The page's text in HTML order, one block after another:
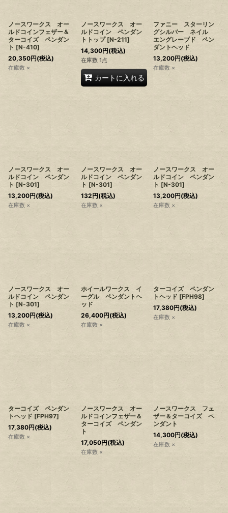
ノースワークス オー
ルドコインフェザー＆
ターコイズ ペンダン
ト [N-410]
20,350円(税込)
在庫数 ×
ノースワークス オー
ルドコイン ペンダン
トトップ [N-211]
14,300円(税込)
在庫数 1点
カートに入れる
ファニー スターリン
グシルバー ネイル
エングレーブド ペン
ダントヘッド
13,200円(税込)
在庫数 ×
ノースワークス オー
ルドコイン ペンダン
ト [N-301]
13,200円(税込)
在庫数 ×
ノースワークス オー
ルドコイン ペンダン
ト [N-301]
132円(税込)
在庫数 ×
ノースワークス オー
ルドコイン ペンダン
ト [N-301]
13,200円(税込)
在庫数 ×
ノースワークス オー
ルドコイン ペンダン
ト [N-301]
13,200円(税込)
在庫数 ×
ホイールワークス イ
ーグル ペンダントヘ
ッド
26,400円(税込)
在庫数 ×
ターコイズ ペンダン
トヘッド [FPH98]
17,380円(税込)
在庫数 ×
ターコイズ ペンダン
トヘッド [FPH97]
17,380円(税込)
在庫数 ×
ノースワークス オー
ルドコインフェザー＆
ターコイズ ペンダン
ト
17,050円(税込)
在庫数 ×
ノースワークス フェ
ザー＆ターコイズ ペ
ンダント
14,300円(税込)
在庫数 ×